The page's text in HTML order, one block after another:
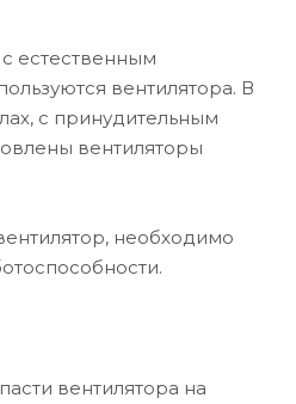
естественным
вентилятора. В
с принудительным
вентиляторы
необходимо
вентилятора на